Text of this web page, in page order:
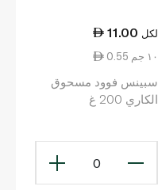
11.00 لكل
0.55 ١٠ جم
سبينس فوود مسحوق
الكاري 200 غ
0